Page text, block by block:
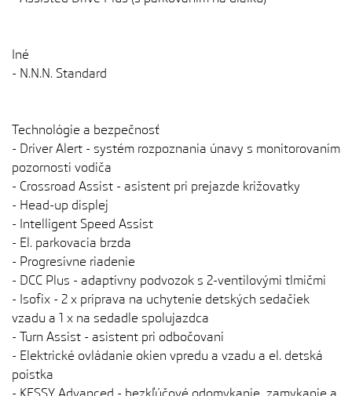
Iné
- N.N.N. Standard
Technológie a bezpečnosť
- Driver Alert - systém rozpoznania únavy s monitorovaním
pozornosti vodiča
- Crossroad Assist - asistent pri prejazde križovatky
- Head-up displej
- Intelligent Speed ​​​​Assist
- El. parkovacia brzda
- Progresívne riadenie
- DCC Plus - adaptívny podvozok s 2-ventilovými tlmičmi
- Isofix - 2 x príprava na uchytenie detských sedačiek
vzadu a 1 x na sedadle spolujazdca
- Turn Assist - asistent pri odbočovaní
- Elektrické ovládanie okien vpredu a vzadu a el. detská
poistka